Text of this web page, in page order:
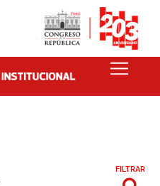
FILTRAR